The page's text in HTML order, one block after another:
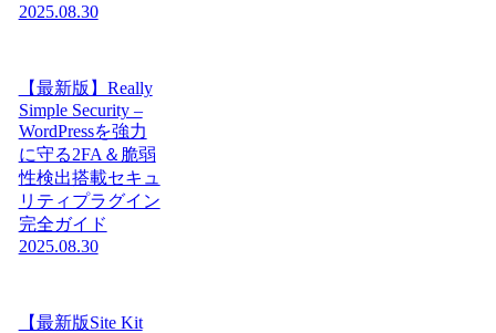
2025.08.30
【最新版】Really
Simple Security –
WordPressを強力
に守る2FA＆脆弱
性検出搭載セキュ
リティプラグイン
完全ガイド
2025.08.30
【最新版Site Kit